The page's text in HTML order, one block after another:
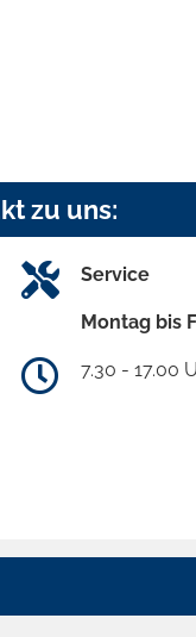
zu uns:
Service
Montag bis
7.30 - 17.00